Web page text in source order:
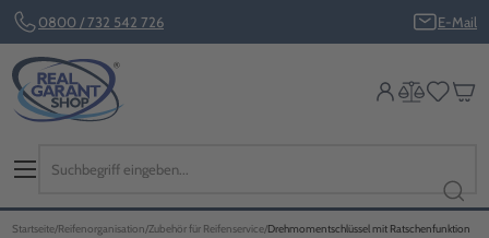
0800 / 732 542 726 E-Mail
Startseite Reifenorganisation Zubehör für Reifenservice Drehmomentschlüssel mit Ratschenfunktion